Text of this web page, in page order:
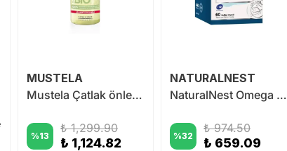
MUSTELA
Mustela Çatlak önleyici Yağ 105 ml
%13
₺ 1,299.90
₺ 1,124.82
NATURALNEST
NaturalNest Omega 3 1200 mg 60 Kapsül
%32
₺ 974.50
₺ 659.09